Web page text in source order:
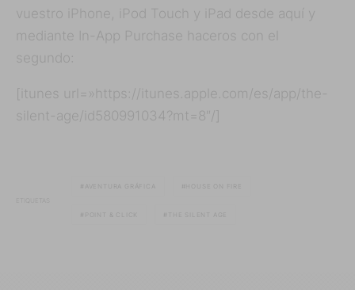
vuestro iPhone, iPod Touch y iPad desde aquí y
mediante In-App Purchase haceros con el
segundo:
[itunes url=»https://itunes.apple.com/es/app/the-
silent-age/id580991034?mt=8″/]
AVENTURA GRÁFICA HOUSE ON FIRE
POINT & CLICK